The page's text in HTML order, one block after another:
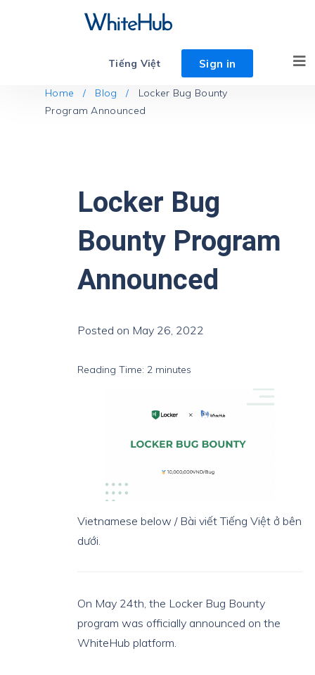
Tiếng Việt Sign in
Home / Blog / Locker Bug Bounty
Program Announced
Locker Bug
Bounty Program
Announced
Posted on May 26, 2022
Reading Time: 2 minutes
Vietnamese below / Bài viết Tiếng Việt ở bên
dưới.
On May 24th, the Locker Bug Bounty
program was officially announced on the
WhiteHub platform.